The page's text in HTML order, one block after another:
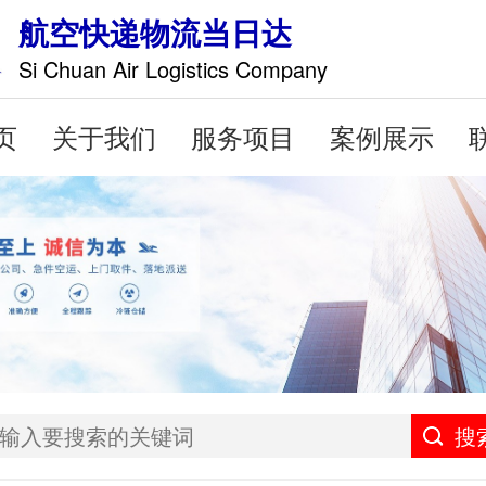
航空快递物流当日达
Si Chuan Air Logistics Company
关于我们 服务项目 案例展示